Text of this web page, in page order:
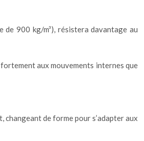
de 900 kg/m³), résistera davantage au
aux mouvements internes que
de forme pour s’adapter aux